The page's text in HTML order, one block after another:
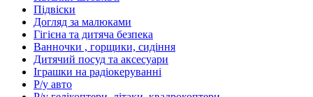
Підвіски
Догляд за малюками
Гігієна та дитяча безпека
Ванночки , горщики, сидіння
Дитячий посуд та аксесуари
Іграшки на радіокеруванні
Р/у авто